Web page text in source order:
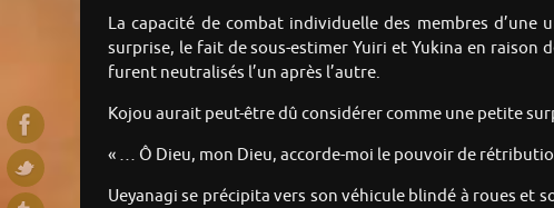
La capacité de combat individuelle des membres d’une
surprise, le fait de sous-estimer Yuiri et Yukina en raison
furent neutralisés l’un après l’autre.
Kojou aurait peut-être dû considérer comme une petite
« … Ô Dieu, mon Dieu, accorde-moi le pouvoir de
Ueyanagi se précipita vers son véhicule blindé à roues et